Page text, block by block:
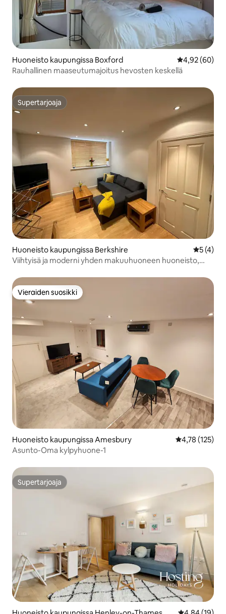
Huoneisto kaupungissa Boxford
4,92 (60)
Rauhallinen maaseutumajoitus hevosten keskellä
Supertarjoaja
Supertarjoaja
Huoneisto kaupungissa Berkshire
5 (4)
Viihtyisä ja moderni yhden makuuhuoneen huoneisto,
Vieraiden suosikki
Vieraiden suosikki
Huoneisto kaupungissa Amesbury
4,78 (125)
Asunto-Oma kylpyhuone-1
Supertarjoaja
Supertarjoaja